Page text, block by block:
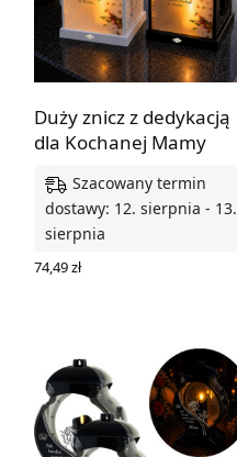
Duży znicz z dedykacją
dla Kochanej Mamy
Szacowany termin
dostawy: 12. sierpnia - 13.
sierpnia
74,49zł